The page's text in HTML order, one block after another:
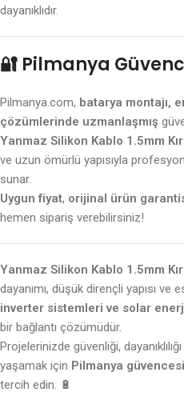
dayanıklıdır.
🔐 Pilmanya
Pilmanya.com, batarya montajı,
çözümlerinde uzmanlaşmış
Yanmaz Silikon Kablo 1.5mm
ve uzun ömürlü yapısıyla
sunar.
Uygun fiyat, orijinal ürün
hemen sipariş verebilirsiniz!
Yanmaz Silikon Kablo 1.5mm
dayanımı, düşük dirençli yapısı ve
inverter sistemleri ve solar
bir bağlantı çözümüdür.
Projelerinizde güvenliği,
yaşamak için Pilmanya
tercih edin. 🔋